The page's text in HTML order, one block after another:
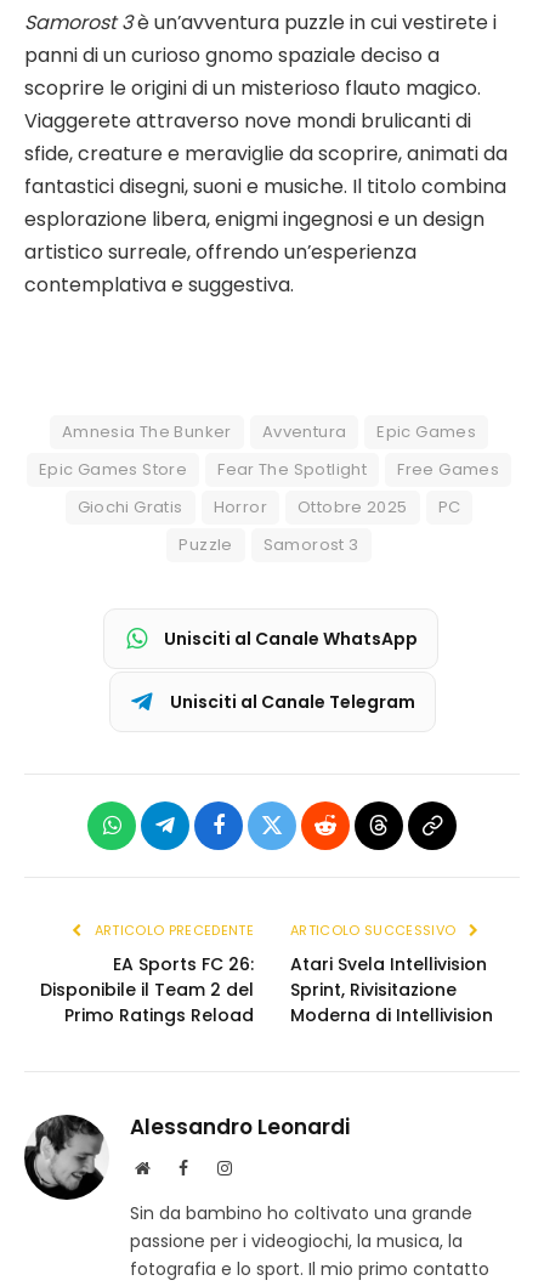
Samorost 3è un’avventura puzzle in cui vestirete i
panni di un curioso gnomo spaziale deciso a
scoprire le origini di un misterioso flauto magico.
Viaggerete attraverso nove mondi brulicanti di
sfide, creature e meraviglie da scoprire, animati da
fantastici disegni, suoni e musiche. Il titolo combina
esplorazione libera, enigmi ingegnosi e un design
artistico surreale, offrendo un’esperienza
contemplativa e suggestiva.
Amnesia The Bunker Avventura
Epic Games
Epic Games Store
Fear The Spotlight
Free Games
Giochi Gratis
Horror Ottobre 2025
PC
Puzzle
Samorost 3
Unisciti al Canale WhatsApp
Unisciti al Canale Telegram
WhatsAppTelegramFacebook
X
RedditThreadsCopia
ARTICOLO PRECEDENTE
EA Sports FC 26:
Disponibile il Team 2 del
Primo Ratings Reload
ARTICOLO SUCCESSIVO
Atari Svela Intellivision
Sprint, Rivisitazione
Moderna di Intellivision
Alessandro Leonardi
S
t
o
w
F
c
e
b
I
s
t
a
Sin da bambino ho coltivato una grande
passione per i videogiochi, la musica, la
fotografia e lo sport. Il mio primo contatto